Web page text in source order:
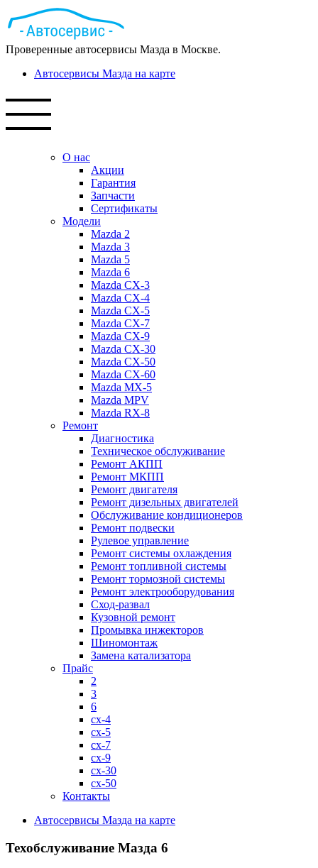
Проверенные автосервисы Мазда в Москве.
Автосервисы Мазда на карте
О нас
Акции
Гарантия
Запчасти
Сертификаты
Модели
Mazda 2
Mazda 3
Mazda 5
Mazda 6
Mazda СХ-3
Mazda СХ-4
Mazda СХ-5
Mazda CX-7
Mazda CX-9
Mazda CX-30
Mazda СХ-50
Mazda СХ-60
Mazda MX-5
Mazda MPV
Mazda RX-8
Ремонт
Диагностика
Техническое обслуживание
Ремонт АКПП
Ремонт МКПП
Ремонт двигателя
Ремонт дизельных двигателей
Обслуживание кондиционеров
Ремонт подвески
Рулевое управление
Ремонт системы охлаждения
Ремонт топливной системы
Ремонт тормозной системы
Ремонт электрооборудования
Сход-развал
Кузовной ремонт
Промывка инжекторов
Шиномонтаж
Замена катализатора
Прайс
2
3
6
cx-4
cx-5
cx-7
cx-9
cx-30
cx-50
Контакты
Автосервисы Мазда на карте
Техобслуживание Мазда 6